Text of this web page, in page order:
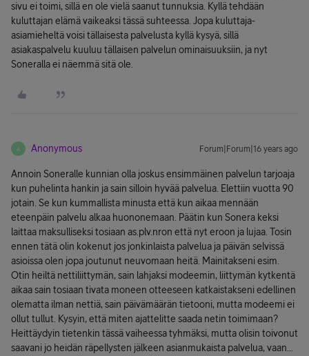
sivu ei toimi, sillä en ole vielä saanut tunnuksia. Kyllä tehdään
kuluttajan elämä vaikeaksi tässä suhteessa. Jopa kuluttaja-
asiamieheltä voisi tällaisesta palvelusta kyllä kysyä, sillä
asiakaspalvelu kuuluu tällaisen palvelun ominaisuuksiin, ja nyt
Soneralla ei näemmä sitä ole.
A Anonymous Forum|Forum|16 years ago
Annoin Soneralle kunnian olla joskus ensimmäinen palvelun tarjoaja
kun puhelinta hankin ja sain silloin hyvää palvelua. Elettiin vuotta 90
jotain. Se kun kummallista minusta että kun aikaa mennään
eteenpäin palvelu alkaa huononemaan. Päätin kun Sonera keksi
laittaa maksulliseksi tosiaan as.plv.nron että nyt eroon ja lujaa. Tosin
ennen tätä olin kokenut jos jonkinlaista palvelua ja päivän selvissä
asioissa olen jopa joutunut neuvomaan heitä. Mainitakseni esim.
Otin heiltä nettiliittymän, sain lahjaksi modeemin, liittymän kytkentä
aikaa sain tosiaan tivata moneen otteeseen katkaistakseni edellinen
olematta ilman nettiä, sain päivämäärän tietooni, mutta modeemi ei
ollut tullut. Kysyin, että miten ajattelitte saada netin toimimaan?
Heittäydyin tietenkin tässä vaiheessa tyhmäksi, mutta olisin toivonut
saavani jo heidän räpellysten jälkeen asianmukaista palvelua, vaan...